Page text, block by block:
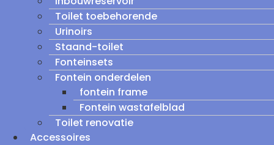
Toilet toebehorende
Urinoirs
Staand-toilet
Fonteinsets
Fontein onderdelen
fontein frame
Fontein wastafelblad
Toilet renovatie
Accessoires